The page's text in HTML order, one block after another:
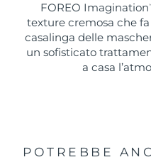
FOREO Imagination ™
texture cremosa che
casalinga delle
un sofisticato
a casa
POTREBBE